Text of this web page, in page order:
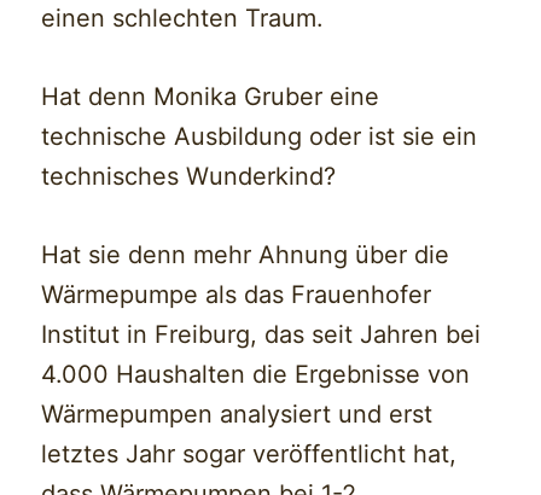
einen schlechten Traum.
Hat denn Monika Gruber eine
technische Ausbildung oder ist sie ein
technisches Wunderkind?
Hat sie denn mehr Ahnung über die
Wärmepumpe als das Frauenhofer
Institut in Freiburg, das seit Jahren bei
4.000 Haushalten die Ergebnisse von
Wärmepumpen analysiert und erst
letztes Jahr sogar veröffentlicht hat,